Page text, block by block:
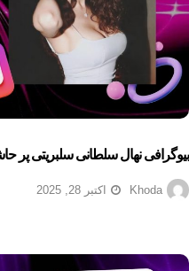
بیوگرافی نهال سلطانی سلبریتی پر
Khoda اکتبر 28, 2025